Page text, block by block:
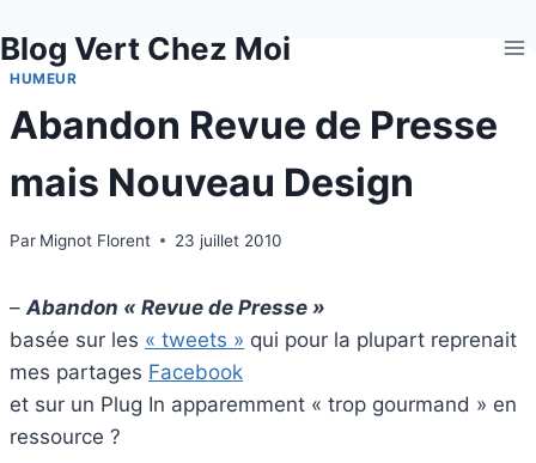
au
contenu
Blog Vert Chez Moi
HUMEUR
Abandon Revue de Presse
mais Nouveau Design
Par Mignot Florent 23 juillet 2010
– Abandon « Revue de Presse »
basée sur les « tweets » qui pour la plupart reprenait
mes partages Facebook
et sur un Plug In apparemment « trop gourmand » en
ressource ?